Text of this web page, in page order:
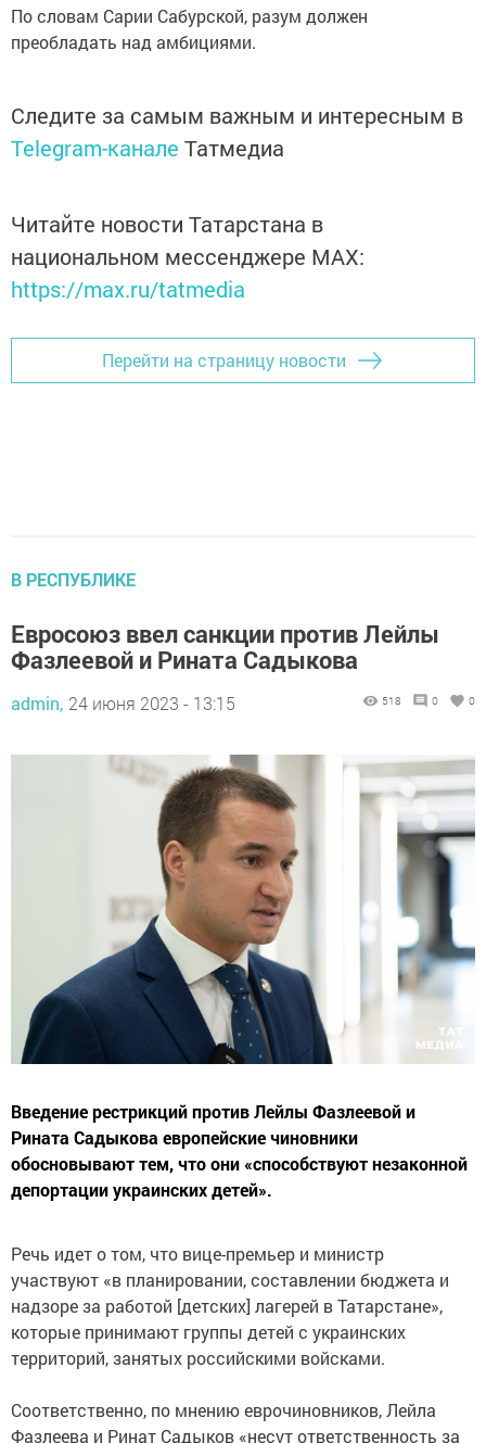
По словам Сарии Сабурской, разум должен
преобладать над амбициями.
Следите за самым важным и интересным в
Telegram-канале Татмедиа
Читайте новости Татарстана в
национальном мессенджере MАХ:
https://max.ru/tatmedia
Перейти на страницу новости
В РЕСПУБЛИКЕ
Евросоюз ввел санкции против Лейлы
Фазлеевой и Рината Садыкова
admin, 24 июня 2023 - 13:15 518 0 0
Введение рестрикций против Лейлы Фазлеевой и
Рината Садыкова европейские чиновники
обосновывают тем, что они «способствуют незаконной
депортации украинских детей».
Речь идет о том, что вице-премьер и министр
участвуют «в планировании, составлении бюджета и
надзоре за работой [детских] лагерей в Татарстане»,
которые принимают группы детей с украинских
территорий, занятых российскими войсками.
Соответственно, по мнению еврочиновников, Лейла
Фазлеева и Ринат Садыков «несут ответственность за